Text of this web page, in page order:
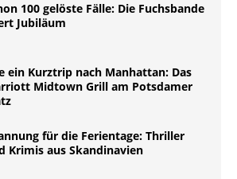
100 gelöste Fälle: Die Fuchsbande
Jubiläum
ein Kurztrip nach Manhattan: Das
Midtown Grill am Potsdamer
für die Ferientage: Thriller
Krimis aus Skandinavien